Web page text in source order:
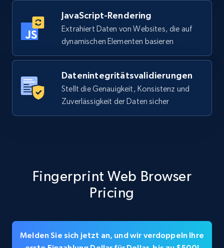
JavaScript-Rendering
Extrahiert Daten von Websites, die auf
dynamischen Elementen basieren
Datenintegritätsvalidierungen
Stellt die Genauigkeit, Konsistenz und
Zuverlässigkeit der Daten sicher
Fingerprint Web Browser
Pricing
Melden Sie sich jetzt an, und wir verdoppeln Ihre